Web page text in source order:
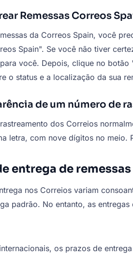
Remessas Correos
da Correos Spain, você
Spain". Se você não tiver
você. Depois, clique no
o status e a localização da sua
de um número de
dos Correios
letra, com nove dígitos no meio.
entrega de
nos Correios variam
padrão. No entanto, as
os prazos de